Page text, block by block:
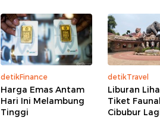
detikFinance
Harga Emas Antam
Hari Ini Melambung
Tinggi
detikTravel
Liburan
Tiket
Cibubur